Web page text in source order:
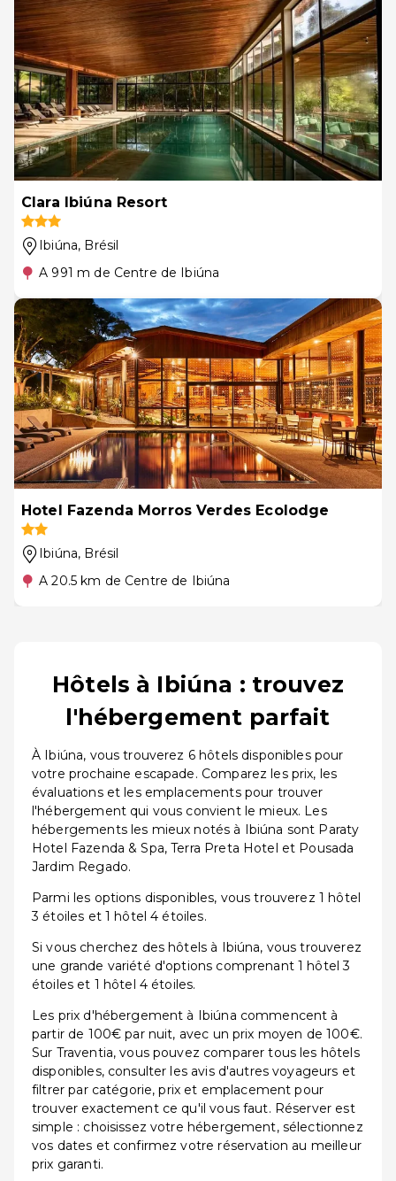
Clara Ibiúna Resort
Ibiúna, Brésil
A 991 m de Centre de Ibiúna
Hotel Fazenda Morros Verdes Ecolodge
Ibiúna, Brésil
A 20.5 km de Centre de Ibiúna
Hôtels à Ibiúna : trouvez
l'hébergement parfait
À Ibiúna, vous trouverez 6 hôtels disponibles pour
votre prochaine escapade. Comparez les prix, les
évaluations et les emplacements pour trouver
l'hébergement qui vous convient le mieux. Les
hébergements les mieux notés à Ibiúna sont Paraty
Hotel Fazenda & Spa, Terra Preta Hotel et Pousada
Jardim Regado.
Parmi les options disponibles, vous trouverez 1 hôtel
3 étoiles et 1 hôtel 4 étoiles.
Si vous cherchez des hôtels à Ibiúna, vous trouverez
une grande variété d'options comprenant 1 hôtel 3
étoiles et 1 hôtel 4 étoiles.
Les prix d'hébergement à Ibiúna commencent à
partir de 100€ par nuit, avec un prix moyen de 100€.
Sur Traventia, vous pouvez comparer tous les hôtels
disponibles, consulter les avis d'autres voyageurs et
filtrer par catégorie, prix et emplacement pour
trouver exactement ce qu'il vous faut. Réserver est
simple : choisissez votre hébergement, sélectionnez
vos dates et confirmez votre réservation au meilleur
prix garanti.